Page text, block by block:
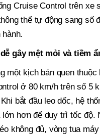
Cruise Control trên xe
thể tự động sang số
gây mệt mỏi và tiềm
một kịch bản quen
ở 80 km/h trên số 5
bắt đầu leo dốc, hệ
hơn để duy trì tốc độ.
không đủ, vòng tua